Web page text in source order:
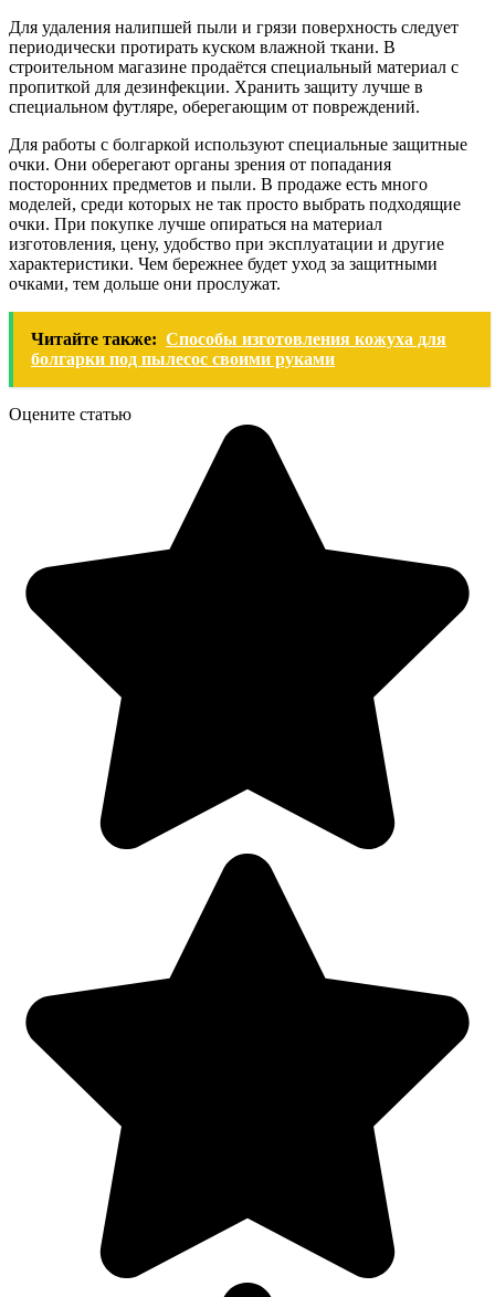
Для удаления налипшей пыли и грязи поверхность следует
периодически протирать куском влажной ткани. В
строительном магазине продаётся специальный материал с
пропиткой для дезинфекции. Хранить защиту лучше в
специальном футляре, оберегающим от повреждений.
Для работы с болгаркой используют специальные защитные
очки. Они оберегают органы зрения от попадания
посторонних предметов и пыли. В продаже есть много
моделей, среди которых не так просто выбрать подходящие
очки. При покупке лучше опираться на материал
изготовления, цену, удобство при эксплуатации и другие
характеристики. Чем бережнее будет уход за защитными
очками, тем дольше они прослужат.
Читайте также: Способы изготовления кожуха для
болгарки под пылесос своими руками
Оцените статью